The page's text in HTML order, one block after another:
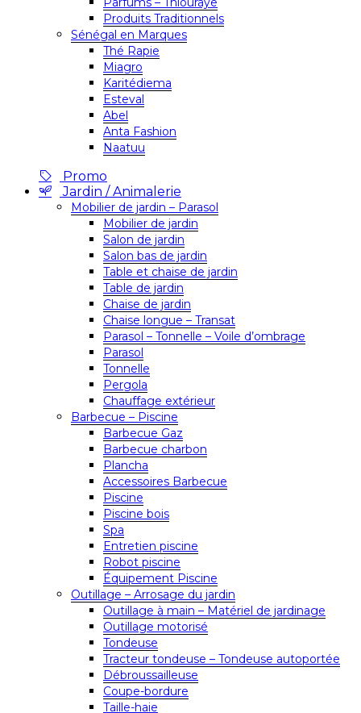
Produits Traditionnels
Sénégal en Marques
Thé Rapie
Miagro
Karitédiema
Esteval
Abel
Anta Fashion
Naatuu
Promo
Jardin / Animalerie
Mobilier de jardin – Parasol
Mobilier de jardin
Salon de jardin
Salon bas de jardin
Table et chaise de jardin
Table de jardin
Chaise de jardin
Chaise longue – Transat
Parasol – Tonnelle – Voile d’ombrage
Parasol
Tonnelle
Pergola
Chauffage extérieur
Barbecue – Piscine
Barbecue Gaz
Barbecue charbon
Plancha
Accessoires Barbecue
Piscine
Piscine bois
Spa
Entretien piscine
Robot piscine
Équipement Piscine
Outillage – Arrosage du jardin
Outillage à main – Matériel de jardinage
Outillage motorisé
Tondeuse
Tracteur tondeuse – Tondeuse autoportée
Débroussailleuse
Coupe-bordure
Taille-haie